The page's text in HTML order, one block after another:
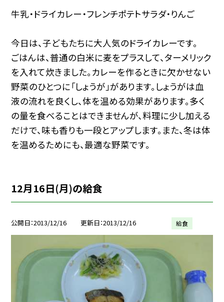
牛乳・ドライカレー・フレンチポテトサラダ・りんご
今日は、子どもたちに大人気のドライカレーです。
ごはんは、普通の白米に麦をプラスして、ターメリック
を入れて炊きました。カレーを作るときに欠かせない
野菜のひとつに「しょうが」があります。しょうがは血
液の流れを良くし、体を温める効果があります。多く
の量を食べることはできませんが、料理に少し加える
だけで、味も香りも一段とアップします。また、冬は体
を温めるためにも、最適な野菜です。
12月16日(月)の給食
公開日 2013/12/16 更新日 2013/12/16 給食